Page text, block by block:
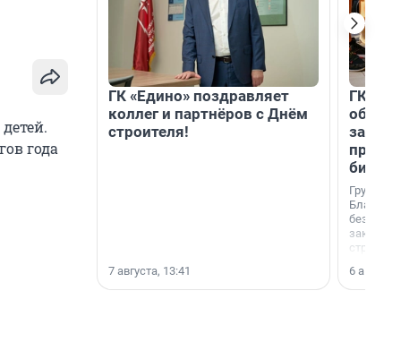
года
ГК «Едино» поздравляет
коллег и партнёров с Днём
строителя!
7 августа, 13:41
ГК
Группа
6